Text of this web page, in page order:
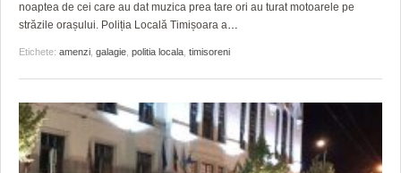
noaptea de cei care au dat muzica prea tare ori au turat motoarele pe
străzile orașului. Poliția Locală Timișoara a…
Etichete: amenzi galagie politia locala timisoreni